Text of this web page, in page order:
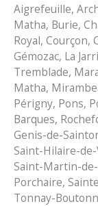
Aigrefeuille,
Matha, Burie,
Royal, Courçon,
Gémozac, La
Tremblade,
Matha,
Périgny, Pons,
Barques,
Genis-de-
Saint-Hilaire-de-
Saint-Martin-
Porchaire,
Tonnay-